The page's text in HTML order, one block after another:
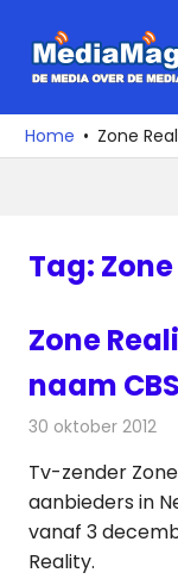
naar
media
over
Home Zone
Tag:
Zone
naam
30 oktober 2012
Tv-zender
aanbieders in
vanaf 3
Reality.